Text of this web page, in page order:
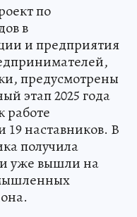
по
в
и предприятия
предусмотрены
этап 2025 года
работе
19 наставников. В
получила
уже вышли на